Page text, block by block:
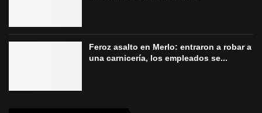
Feroz asalto en Merlo: entraron a robar a
una carnicería, los empleados se...